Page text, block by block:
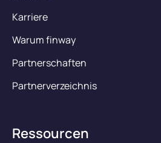
Karriere
Warum finway
Partnerschaften
Partnerverzeichnis
Ressourcen